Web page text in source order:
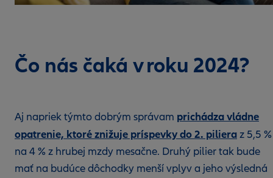
Čo nás čaká v roku 2024?
Aj napriek týmto dobrým správam prichádza vládne
opatrenie, ktoré znižuje príspevky do 2. pilieraz 5,5 %
na 4 % z hrubej mzdy mesačne. Druhý pilier tak bude
mať na budúce dôchodky menší vplyv a jeho výsledná